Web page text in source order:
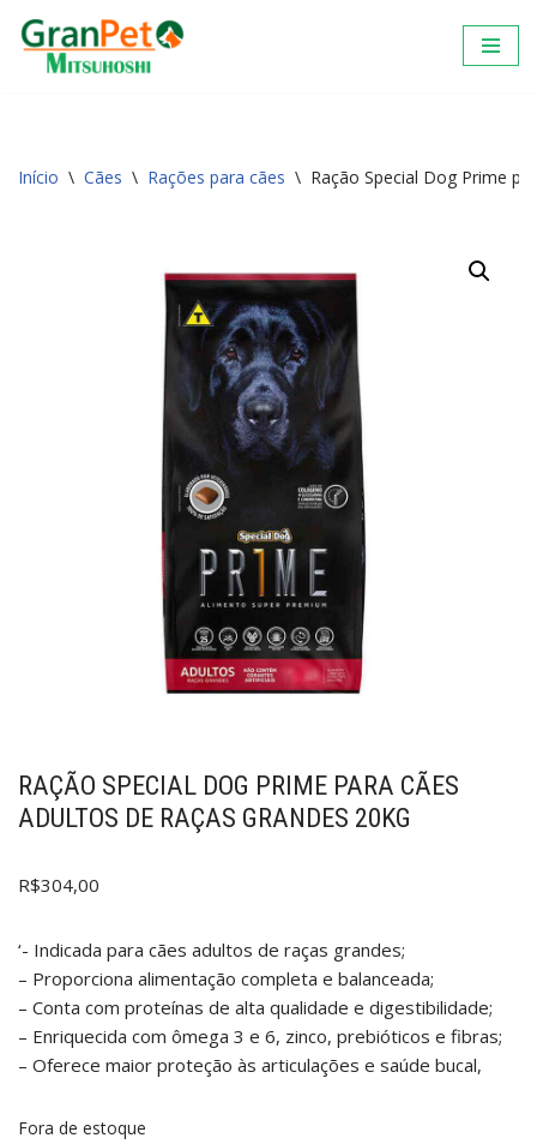
Pular
Início \ Cães \ Rações para cães \ Ração Special Dog Prime
RAÇÃO SPECIAL DOG PRIME PARA CÃES
ADULTOS DE RAÇAS GRANDES 20KG
R$304,00
‘- Indicada para cães adultos de raças grandes;
– Proporciona alimentação completa e balanceada;
– Conta com proteínas de alta qualidade e digestibilidade;
– Enriquecida com ômega 3 e 6, zinco, prebióticos e fibras;
– Oferece maior proteção às articulações e saúde bucal,
Fora de estoque